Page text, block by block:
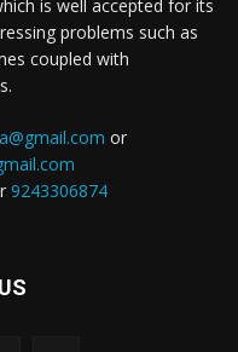
is well accepted for its
problems such as
coupled with
or
9243306874